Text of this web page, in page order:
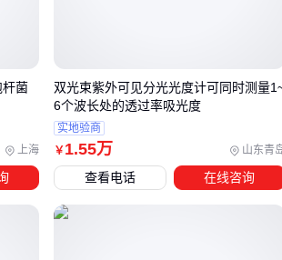
级还是高纯度？10升二氧化硫的选型
时，首要考虑的是应用场景对纯度和形态的
氧化硫的纯度标准差异明显，而错误选择
上海
菌
￥ 1.55万 山东青
双光束紫外可见分光光度计可同时测量
6个波长处的透过率吸光度
实地验商
查看电话 在线咨询